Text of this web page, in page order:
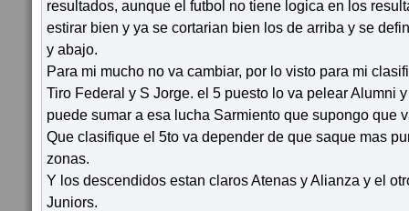
resultados, aunque el futbol no tiene logica en los
estirar bien y ya se cortarian bien los de arriba y se
y abajo.
Para mi mucho no va cambiar, por lo visto para mi
Tiro Federal y S Jorge. el 5 puesto lo va pelear Alumni
puede sumar a esa lucha Sarmiento que supongo que
Que clasifique el 5to va depender de que saque mas
zonas.
Y los descendidos estan claros Atenas y Alianza y el
Juniors.